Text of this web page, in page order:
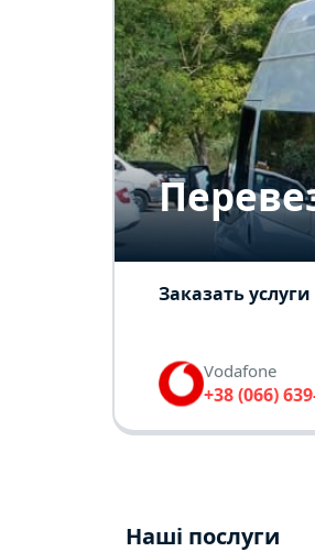
Заказать услуги
Vodafone
+38 (066)
Наші послуги